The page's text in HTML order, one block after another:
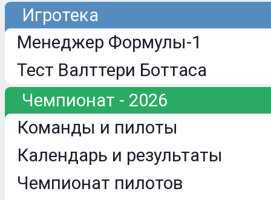
Игротека
Менеджер Формулы-1
Тест Валттери Боттаса
Чемпионат - 2026
Команды и пилоты
Календарь и результаты
Чемпионат пилотов